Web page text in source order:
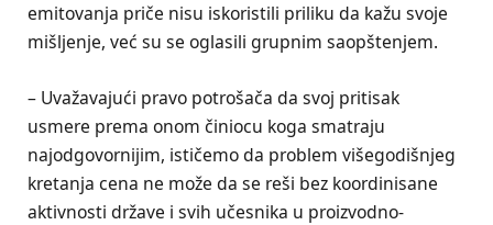
emitovanja priče nisu iskoristili priliku da kažu svoje
mišljenje, već su se oglasili grupnim saopštenjem.
– Uvažavajući pravo potrošača da svoj pritisak
usmere prema onom činiocu koga smatraju
najodgovornijim, ističemo da problem višegodišnjeg
kretanja cena ne može da se reši bez koordinisane
aktivnosti države i svih učesnika u proizvodno-